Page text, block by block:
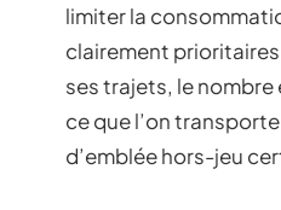
limiter la
clairement
ses trajets, le
ce que l’on
d’emblée hors-jeu